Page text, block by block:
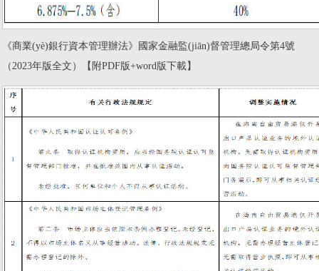
《商業(yè)銀行資本管理辦法》國家金融監(jiān)督管理總局令第4號
（2023年版全文）【附PDF版+word版下載】